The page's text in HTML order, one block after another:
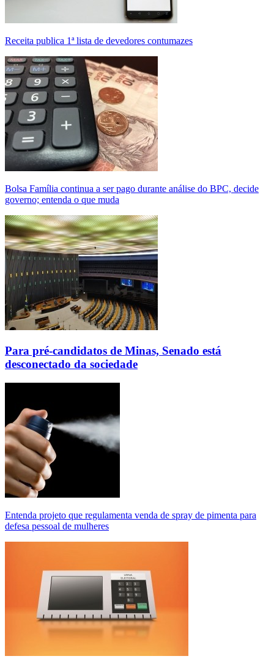
Receita publica 1ª lista de devedores contumazes
Bolsa Família continua a ser pago durante análise do BPC, decide
governo; entenda o que muda
Para pré-candidatos de Minas, Senado está
desconectado da sociedade
Entenda projeto que regulamenta venda de spray de pimenta para
defesa pessoal de mulheres